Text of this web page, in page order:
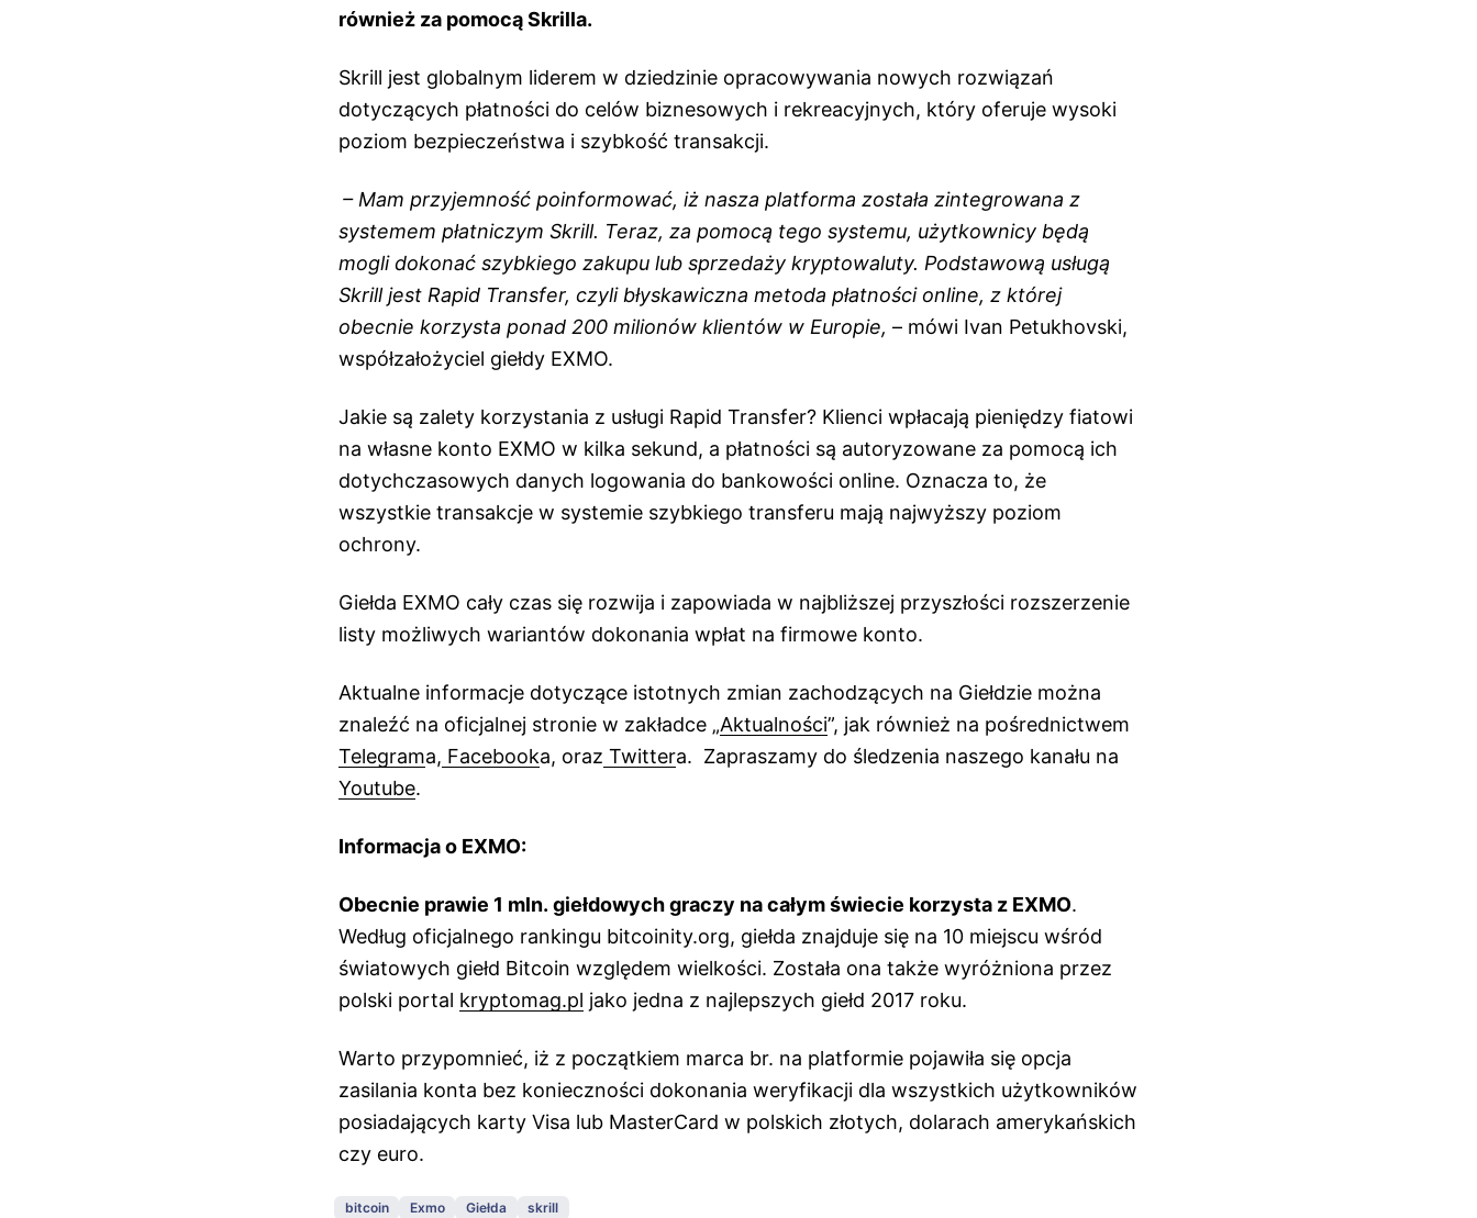
również za pomocą Skrilla.
Skrill jest globalnym liderem w dziedzinie opracowywania nowych rozwiązań
dotyczących płatności do celów biznesowych i rekreacyjnych, który oferuje wysoki
poziom bezpieczeństwa i szybkość transakcji.
– Mam przyjemność poinformować, iż nasza platforma została zintegrowana z
systemem płatniczym Skrill. Teraz, za pomocą tego systemu, użytkownicy będą
mogli dokonać szybkiego zakupu lub sprzedaży kryptowaluty. Podstawową usługą
Skrill jest Rapid Transfer, czyli błyskawiczna metoda płatności online, z której
obecnie korzysta ponad 200 milionów klientów w Europie, – mówi Ivan Petukhovski,
współzałożyciel giełdy EXMO.
Jakie są zalety korzystania z usługi Rapid Transfer? Klienci wpłacają pieniędzy fiatowi
na własne konto EXMO w kilka sekund, a płatności są autoryzowane za pomocą ich
dotychczasowych danych logowania do bankowości online. Oznacza to, że
wszystkie transakcje w systemie szybkiego transferu mają najwyższy poziom
ochrony.
Giełda EXMO cały czas się rozwija i zapowiada w najbliższej przyszłości rozszerzenie
listy możliwych wariantów dokonania wpłat na firmowe konto.
Aktualne informacje dotyczące istotnych zmian zachodzących na Giełdzie można
znaleźć na oficjalnej stronie w zakładce „Aktualności”, jak również na pośrednictwem
Telegrama, Facebooka, oraz Twittera. Zapraszamy do śledzenia naszego kanału na
Youtube.
Informacja o EXMO:
Obecnie prawie 1 mln. giełdowych graczy na całym świecie korzysta z EXMO.
Według oficjalnego rankingu bitcoinity.org, giełda znajduje się na 10 miejscu wśród
światowych giełd Bitcoin względem wielkości. Została ona także wyróżniona przez
polski portal kryptomag.pl jako jedna z najlepszych giełd 2017 roku.
Warto przypomnieć, iż z początkiem marca br. na platformie pojawiła się opcja
zasilania konta bez konieczności dokonania weryfikacji dla wszystkich użytkowników
posiadających karty Visa lub MasterCard w polskich złotych, dolarach amerykańskich
czy euro.
bitcoin Exmo Giełda skrill